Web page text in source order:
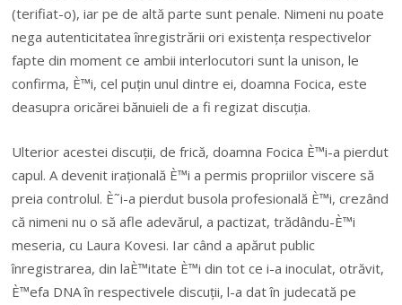
(terifiat-o), iar pe de altă parte sunt penale. Nimeni nu poate
nega autenticitatea înregistrării ori existența respectivelor
fapte din moment ce ambii interlocutori sunt la unison, le
confirma, È™i, cel puțin unul dintre ei, doamna Focica, este
deasupra oricărei bănuieli de a fi regizat discuția.
Ulterior acestei discuții, de frică, doamna Focica È™i-a pierdut
capul. A devenit irațională È™i a permis propriilor viscere să
preia controlul. È˜i-a pierdut busola profesională È™i, crezând
că nimeni nu o să afle adevărul, a pactizat, trădându-È™i
meseria, cu Laura Kovesi. Iar când a apărut public
înregistrarea, din laÈ™itate È™i din tot ce i-a inoculat, otrăvit,
È™efa DNA în respectivele discuții, l-a dat în judecată pe